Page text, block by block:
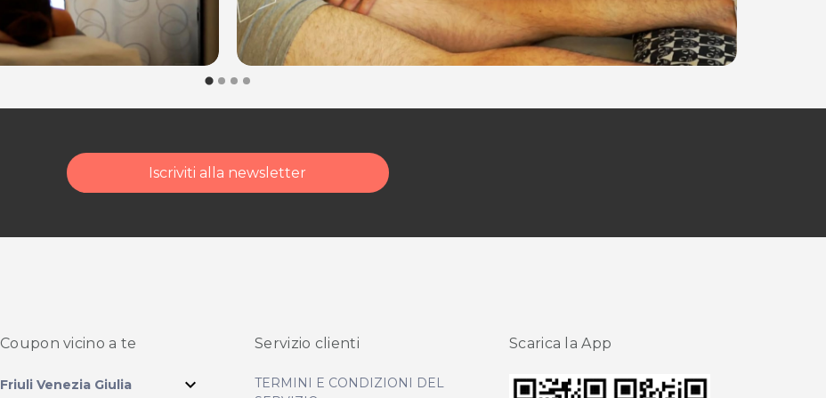
Iscriviti alla newsletter
Coupon vicino a te
Friuli Venezia Giulia expand_more
Servizio clienti
TERMINI E CONDIZIONI DEL
Scarica la App